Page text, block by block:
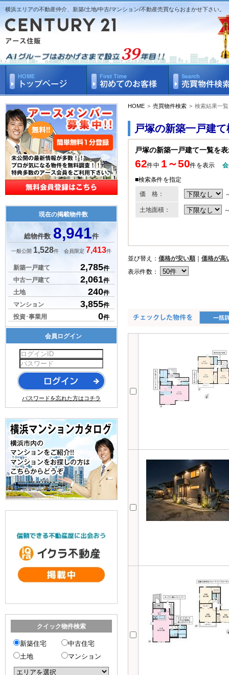
横浜エリアの不動産仲介、新築/土地/中古/マンション/不動産売買ならおまかせ下さい。
HOME > 売買物件検索 > 検索結果一覧
戸塚の新築一戸建
戸塚の新築一戸建て一覧を
62件中 1～50件を表示
■検索条件を指定
価 格：
土地面積：
並び替え： 価格が安い順
価格が高
表示件数：
現在の掲載物件数
総物件数 8,941件
一般公開 1,528件 会員限定 7,413件
新築一戸建て 2,785件
中古一戸建て
2,061件
土地
240件
マンション
3,855件
投資･事業用
0件
会員ログイン
パスワードを忘れた方はコチラ
クイック物件検索
新築住宅
中古住宅
土地
マンション